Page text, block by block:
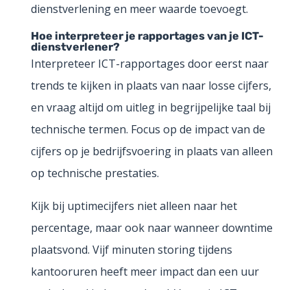
dienstverlening en meer waarde toevoegt.
Hoe interpreteer je rapportages van je ICT-
dienstverlener?
Interpreteer ICT-rapportages door eerst naar
trends te kijken in plaats van naar losse cijfers,
en vraag altijd om uitleg in begrijpelijke taal bij
technische termen. Focus op de impact van de
cijfers op je bedrijfsvoering in plaats van alleen
op technische prestaties.
Kijk bij uptimecijfers niet alleen naar het
percentage, maar ook naar wanneer downtime
plaatsvond. Vijf minuten storing tijdens
kantooruren heeft meer impact dan een uur